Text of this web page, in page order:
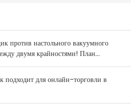
против настольного вакуумного
двумя крайностями! План
оптовиков Австралии и Новой
для онлайн-торговли в